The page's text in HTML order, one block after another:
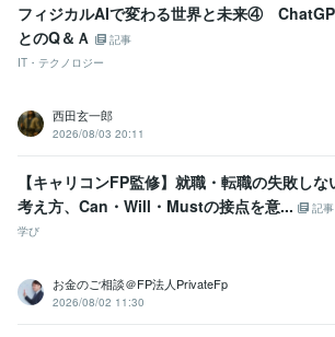
フィジカルAIで変わる世界と未来④
とのQ＆Ａ
記事
IT・テクノロジー
西田玄一郎
2026/08/03 20:11
【キャリコンFP監修】就職・転職の失敗しな
考え方、Can・Will・Mustの接点を意...
記事
学び
お金のご相談＠FP法人PrivateFp
2026/08/02 11:30